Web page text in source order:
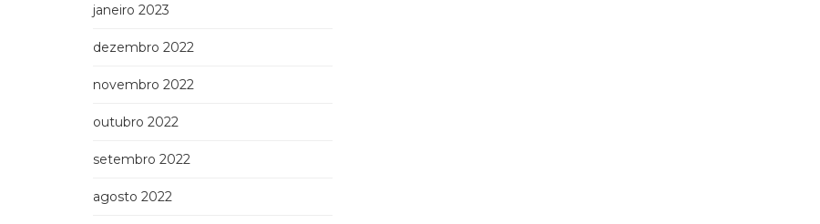
janeiro 2023
dezembro 2022
novembro 2022
outubro 2022
setembro 2022
agosto 2022